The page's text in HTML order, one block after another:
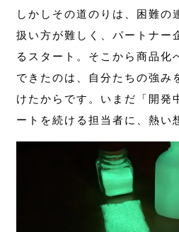
しかしその道のりは、困難の
扱い方が難しく、パートナー
るスタート。そこから商品化
できたのは、自分たちの強み
けたからです。いまだ「開発
ートを続ける担当者に、熱い